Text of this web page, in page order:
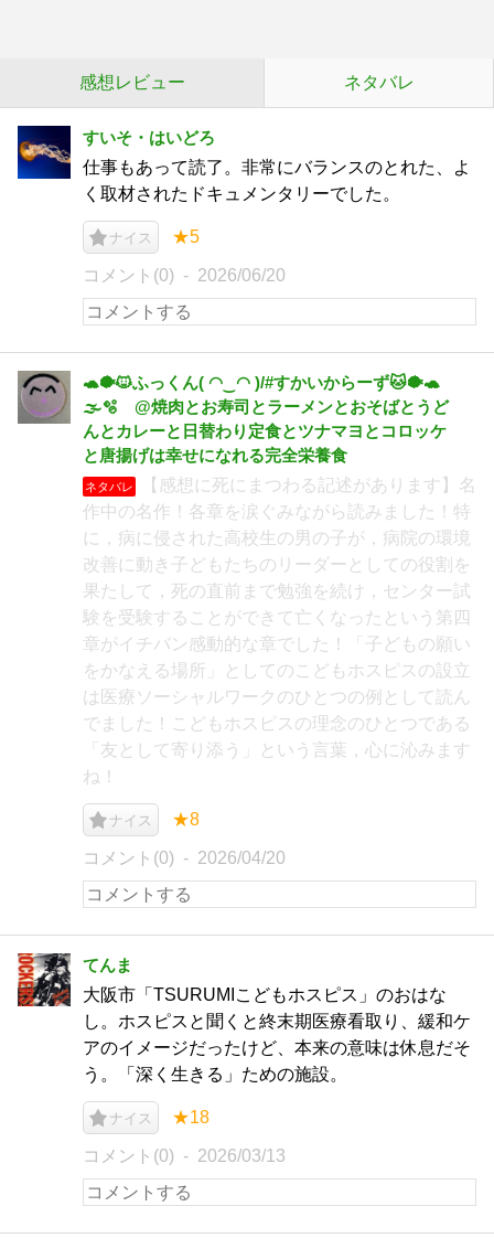
感想レビュー ネタバレ
すいそ・はいどろ
仕事もあって読了。非常にバランスのとれた、よ
く取材されたドキュメンタリーでした。
ナイス ★5
コメント(0) 2026/06/20
🐢🐡🐱ふっくん( ◠‿◠ )/#すかいからーず🐱🐡🐢
🌫🫧 @焼肉とお寿司とラーメンとおそばとうど
んとカレーと日替わり定食とツナマヨとコロッケ
と唐揚げは幸せになれる完全栄養食
ネタバレ
【感想に死にまつわる記述があります】名
作中の名作！各章を涙ぐみながら読みました！特
に，病に侵された高校生の男の子が，病院の環境
改善に動き子どもたちのリーダーとしての役割を
果たして，死の直前まで勉強を続け，センター試
験を受験することができて亡くなったという第四
章がイチバン感動的な章でした！「子どもの願い
をかなえる場所」としてのこどもホスピスの設立
は医療ソーシャルワークのひとつの例として読ん
でました！こどもホスピスの理念のひとつである
「友として寄り添う」という言葉，心に沁みます
ね！
ナイス ★8
コメント(0) 2026/04/20
てんま
大阪市「TSURUMIこどもホスピス」のおはな
し。ホスピスと聞くと終末期医療看取り、緩和ケ
アのイメージだったけど、本来の意味は休息だそ
う。「深く生きる」ための施設。
ナイス ★18
コメント(0) 2026/03/13